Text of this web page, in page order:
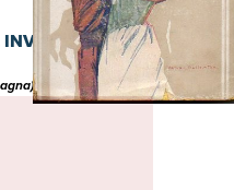
INVIERNO.